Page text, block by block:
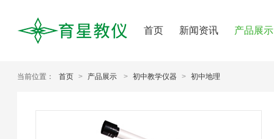
首页 新闻资讯 产品展示
当前位置： 首页 > 产品展示 > 初中教学仪器 > 初中地理